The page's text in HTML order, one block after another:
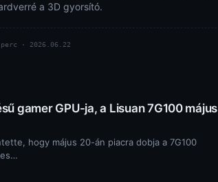
a 3D gyorsító.
· 2026.06.22
gamer GPU-ja, a Lisuan 7G100 május
hogy május 20-án piacra dobja a 7G100